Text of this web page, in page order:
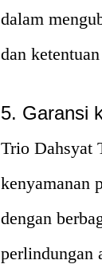
dalam
dan
5. Garansi
Trio Dahsyat
kenyamanan
dengan
perlindungan